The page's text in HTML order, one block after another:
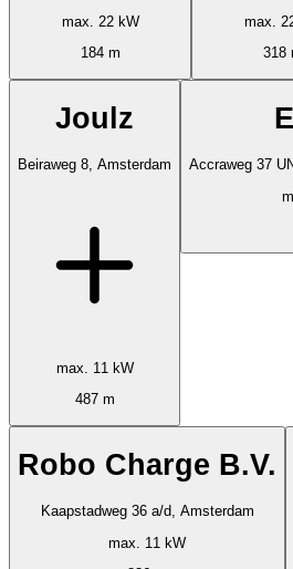
max. 22 kW
184 m
max.
318
Joulz
Beiraweg 8, Amsterdam
max. 11 kW
487 m
Accraweg 37
Robo Charge B.V.
Kaapstadweg 36 a/d, Amsterdam
max. 11 kW